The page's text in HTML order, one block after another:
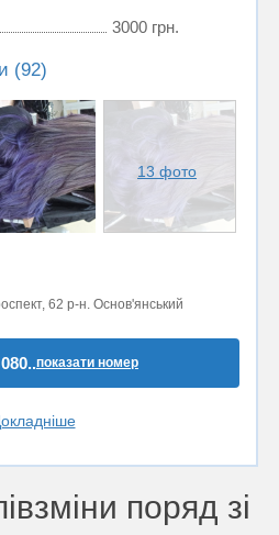
3000 грн.
(92)
13 фото
62 р-н. Основ'янський
показати номер
поряд зі